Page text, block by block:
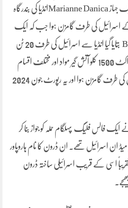
ہوئی۔اس رپورٹ کے مطابق ایک جہاز Marianne Danicaانڈیا کی بندرگاہ
لے کے اسرائیل کی طرف گامزن ہوا جب کہ ایک
اور جہاز جس کا مبینہ نام Borkum بتایا گیا انٖڈیا سے اسرائیل کی طرف 20 ٹن
راکٹ انجن، 12.5 ٹن بارودی راکٹ 1500 کلو آتش گیر مواد اور مختلف اقسام
کے بارودی مواد لے کر اسرائیل کی طرف گامزن ہوا اور یہ رپورٹ جون 2024
ایک فالس فلیگ پہلگام حملہ کو جواز بنا کر
میڈ ان اسرائیل تھے۔ ان ڈرون کا نام ہاروپاور
نے تقریباً اسی کے قریب اسرائیلی ساختہ ڈرون